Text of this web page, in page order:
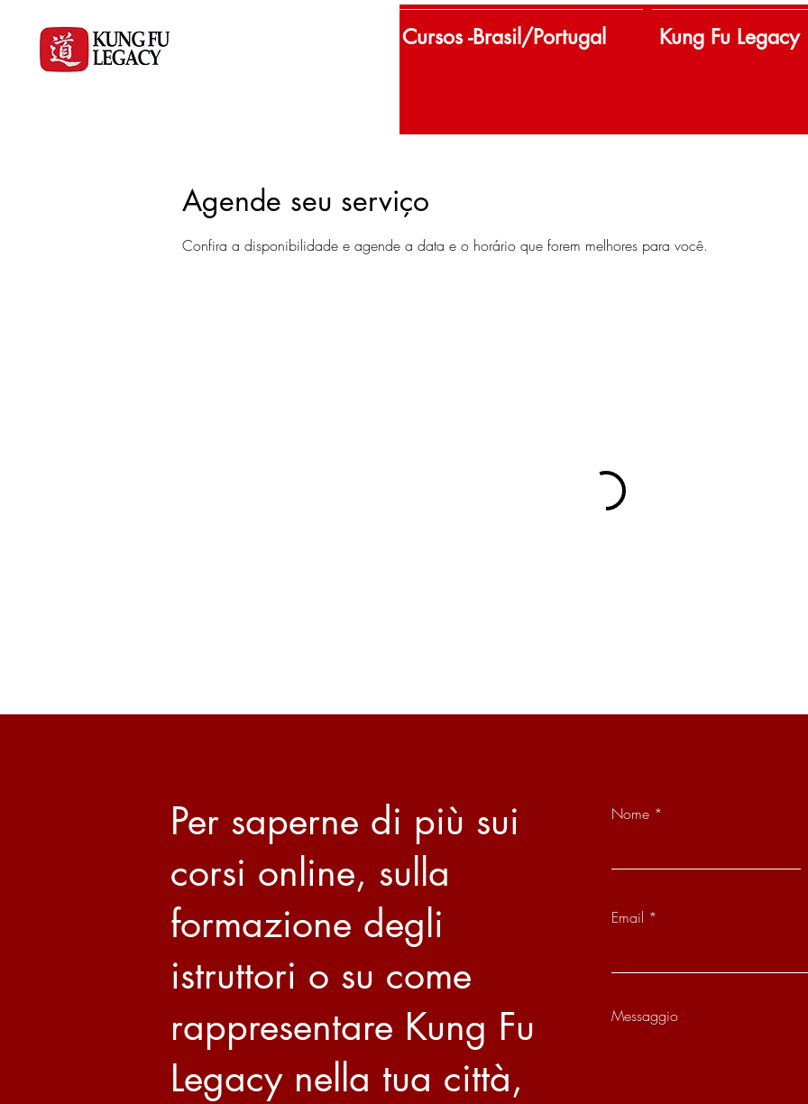
Cursos -Brasil/Portugal Kung Fu Legacy
Agende seu serviço
Confira a disponibilidade e agende a data e o horário que forem melhores para você.
Per saperne di più sui
corsi online, sulla
formazione degli
istruttori o su come
rappresentare Kung Fu
Legacy nella tua città,
Nome
Email
Messaggio